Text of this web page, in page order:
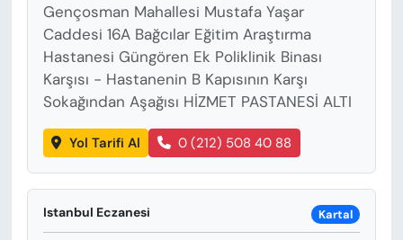
Gençosman Mahallesi Mustafa Yaşar
Caddesi 16A Bağcılar Eğitim Araştırma
Hastanesi Güngören Ek Poliklinik Binası
Karşısı - Hastanenin B Kapısının Karşı
Sokağından Aşağısı HİZMET PASTANESİ ALTI
Yol Tarifi Al 0 (212) 508 40 88
Istanbul Eczanesi Kartal